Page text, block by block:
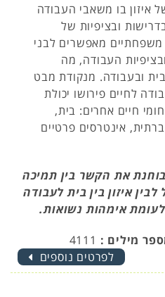
איזון בו משאבי העבודה
ובציפיות של
מאפשרים לבני
העבודה, מה
ובעבודה. מנקודת מבט
לחיים פירושו יכולת
חיים אחרים: בית,
אינטרסים פרטיים
את הקשר בין תמיכה
איזון בין בית לעבודה
אימהות נשואות.
מילים : 4111
לפרטים נוספים